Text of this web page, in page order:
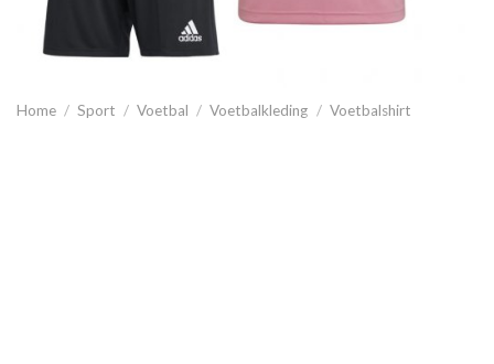
Home / Sport / Voetbal / Voetbalkleding / Voetbalshirt